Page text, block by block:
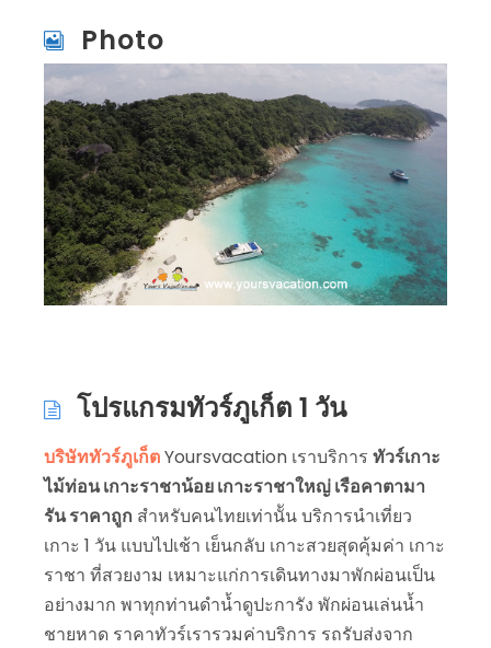
Photo
โปรแกรมทัวร์ภูเก็ต 1 วัน
บริษัททัวร์ภูเก็ตYoursvacation เราบริการ ทัวร์เกาะ
ไม้ท่อน เกาะราชาน้อย เกาะราชาใหญ่ เรือคาตามา
รัน ราคาถูก สำหรับคนไทยเท่านััน บริการนำเที่ยว
เกาะ 1 วัน แบบไปเช้า เย็นกลับ เกาะสวยสุดคุ้มค่า เกาะ
ราชา ที่สวยงาม เหมาะแก่การเดินทางมาพักผ่อนเป็น
อย่างมาก พาทุกท่านดำน้ำดูปะการัง พักผ่อนเล่นน้ำ
ชายหาด ราคาทัวร์เรารวมค่าบริการ รถรับส่งจาก